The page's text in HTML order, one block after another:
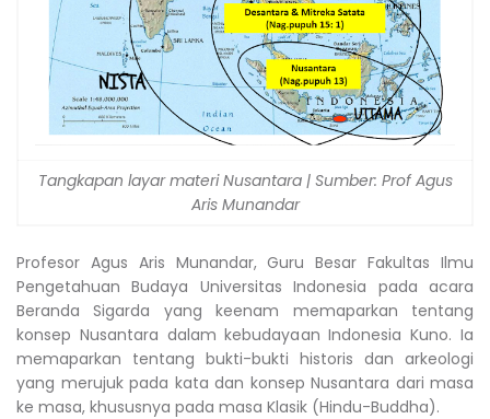
Tangkapan layar materi Nusantara | Sumber: Prof Agus
Aris Munandar
Profesor Agus Aris Munandar, Guru Besar Fakultas Ilmu
Pengetahuan Budaya Universitas Indonesia pada acara
Beranda Sigarda yang keenam memaparkan tentang
konsep Nusantara dalam kebudayaan Indonesia Kuno. Ia
memaparkan tentang bukti-bukti historis dan arkeologi
yang merujuk pada kata dan konsep Nusantara dari masa
ke masa, khususnya pada masa Klasik (Hindu-Buddha).